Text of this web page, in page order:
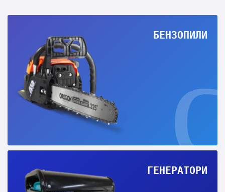
БЕНЗОПИЛИ
ГЕНЕРАТОРИ